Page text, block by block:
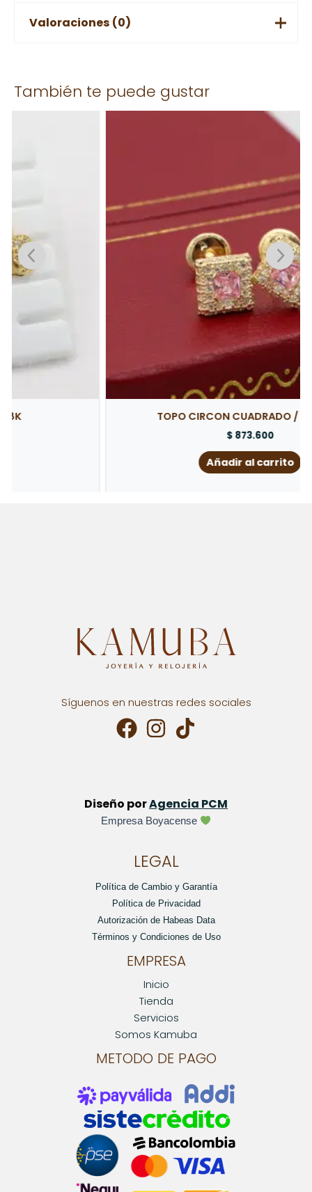
Valoraciones (0)
Solo los usuarios registrados que hayan comprado este
producto pueden hacer una valoración.
También te puede gustar
TOPO CIRCON CUADRADO / ORO 18K
Añadir al carrito
Síguenos en nuestras redes sociales
Diseño porAgencia PCM
Empresa Boyacense
LEGAL
Política de Cambio y Garantía
Política de Privacidad
Autorización de Habeas Data
Términos y Condiciones de Uso
EMPRESA
Inicio
Tienda
Servicios
Somos Kamuba
METODO DE PAGO